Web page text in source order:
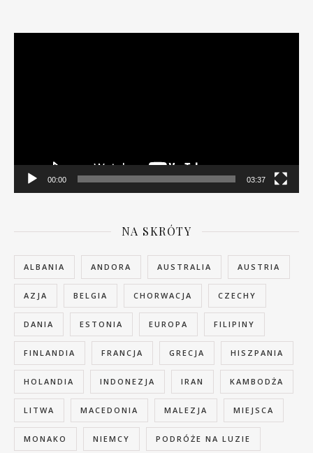
00:00 03:37
NA SKRÓTY
ALBANIA ANDORA AUSTRALIA AUSTRIA
AZJA BELGIA CHORWACJA CZECHY
DANIA ESTONIA EUROPA FILIPINY
FINLANDIA FRANCJA GRECJA HISZPANIA
HOLANDIA INDONEZJA IRAN KAMBODŻA
LITWA MACEDONIA MALEZJA MIEJSCA
MONAKO NIEMCY PODRÓŻE NA LUZIE